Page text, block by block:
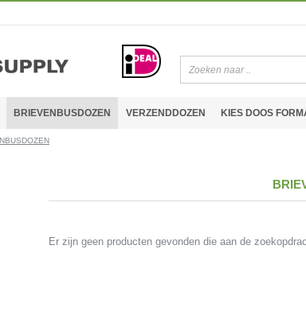
BRIEVENBUSDOZEN VERZENDDOZEN KIES DOOS
Er zijn geen producten gevonden die aan de